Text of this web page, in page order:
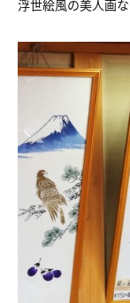
浮世絵風の美人画